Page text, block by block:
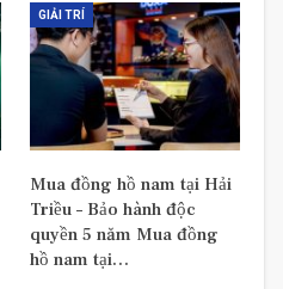
GIẢI TRÍ
Mua đồng hồ nam tại Hải
Triều – Bảo hành độc
quyền 5 năm Mua đồng
hồ nam tại…